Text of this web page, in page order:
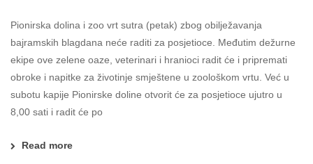
Pionirska dolina i zoo vrt sutra (petak) zbog obilježavanja
bajramskih blagdana neće raditi za posjetioce. Međutim dežurne
ekipe ove zelene oaze, veterinari i hranioci radit će i pripremati
obroke i napitke za životinje smještene u zoološkom vrtu. Već u
subotu kapije Pionirske doline otvorit će za posjetioce ujutro u
8,00 sati i radit će po
Read more